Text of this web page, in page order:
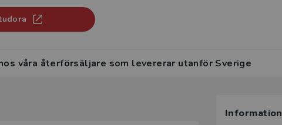
våra återförsäljare som levererar utanför Sverige
Information